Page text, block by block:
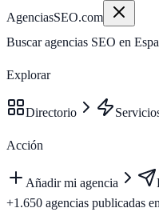
AgenciasSEO.com
Buscar agencias SEO en
Explorar
Directorio
Acción
Añadir mi agencia
+1.650 agencias publicadas